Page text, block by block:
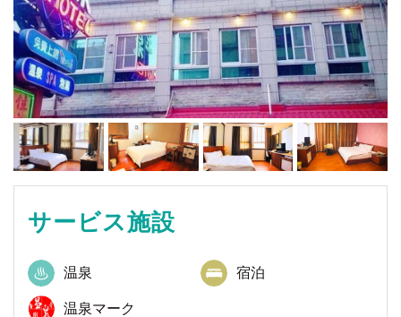
サービス施設
温泉 宿泊
温泉マーク